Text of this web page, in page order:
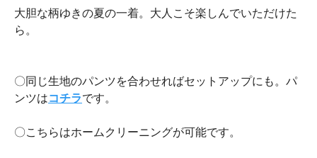
大胆な柄ゆきの夏の一着。大人こそ楽しんでいただけた
ら。
〇同じ生地のパンツを合わせればセットアップにも。パ
ンツはコチラです。
〇こちらはホームクリーニングが可能です。